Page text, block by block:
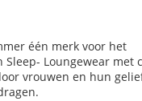
één merk voor het
Sleep- Loungewear met
vrouwen en hun